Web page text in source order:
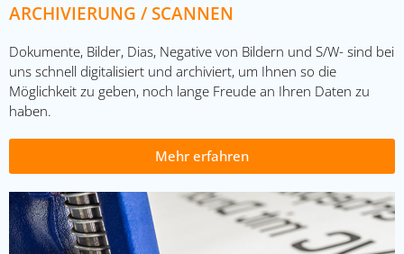
ARCHIVIERUNG / SCANNEN
Dokumente, Bilder, Dias, Negative von Bildern und S/W- sind bei
uns schnell digitalisiert und archiviert, um Ihnen so die
Möglichkeit zu geben, noch lange Freude an Ihren Daten zu
haben.
Mehr erfahren